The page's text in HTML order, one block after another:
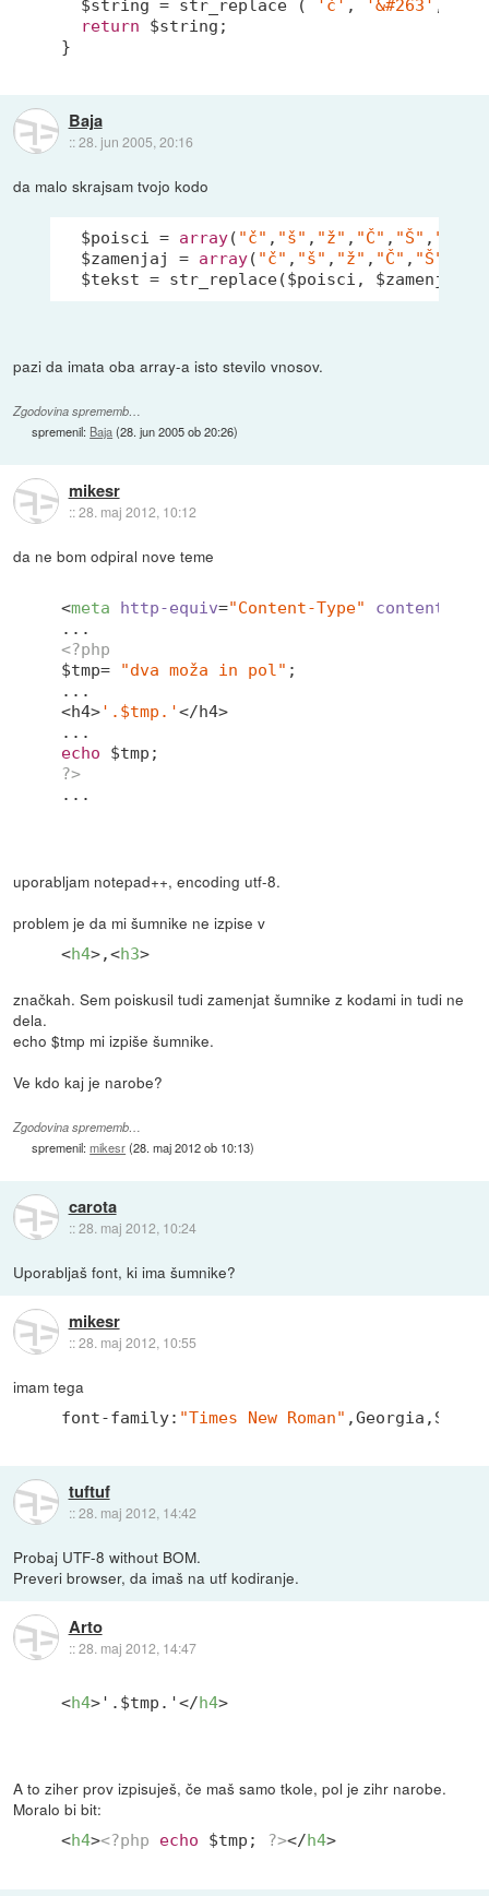
  $string = str_replace (
'ć' , '&#263' ,
return $string;
Baja
::28. jun 2005, 20:16
da malo skrajsam tvojo kodo
  $poisci =
array( "č" , "š" , "ž" , "Č" , "Š" , "Ž"
  $zamenjaj =
array( "č" , "š" , "ž" , "Č" , "Š"
pazi da imata oba array-a isto stevilo vnosov.
Zgodovina sprememb…
spremenil: Baja(28. jun 2005 ob 20:26)
mikesr
::28. maj 2012, 10:12
da ne bom odpiral nove teme
<meta http-equiv="Content-Type" content
<?php
$tmp=
"dva moža in pol" ;
...
<h4>'.$tmp.'</h4>
echo
?>
uporabljam notepad++, encoding utf-8.
problem je da mi šumnike ne izpise v
<h4>,<h3>
značkah. Sem poiskusil tudi zamenjat šumnike z kodami in tudi ne
dela.
echo $tmp mi izpiše šumnike.
Ve kdo kaj je narobe?
Zgodovina sprememb…
spremenil:mikesr(28. maj 2012 ob 10:13)
carota
::28. maj 2012, 10:24
Uporabljaš font, ki ima šumnike?
mikesr
::28. maj 2012, 10:55
imam tega
font-family: "Times New Roman"
tuftuf
::28. maj 2012, 14:42
Probaj UTF-8 without BOM.
Preveri browser, da imaš na utf kodiranje.
Arto
::28. maj 2012, 14:47
<h4>'.$tmp.'</h4>
A to ziher prov izpisuješ, če maš samo tkole, pol je zihr narobe.
Moralo bi bit:
<h4><?php echo $tmp; ?></h4>